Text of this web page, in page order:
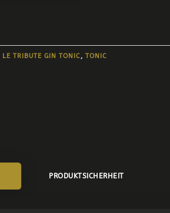
LE TRIBUTE GIN TONIC,TONIC
PRODUKTSICHERHEIT